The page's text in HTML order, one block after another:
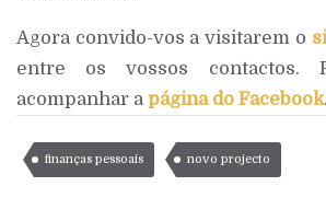
Agora convido-vos a visitarem o
entre os vossos contactos.
acompanhar a página do Facebook.
finanças pessoais novo projecto